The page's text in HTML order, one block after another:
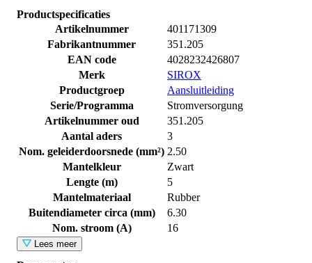
Productspecificaties
Artikelnummer
401171309
Fabrikantnummer
351.205
EAN code
4028232426807
Merk
SIROX
Productgroep
Aansluitleiding
Serie/Programma
Stromversorgung
Artikelnummer oud
351.205
Aantal aders
3
Nom. geleiderdoorsnede (mm²) 2.50
Mantelkleur
Zwart
Lengte (m)
5
Mantelmateriaal
Rubber
Buitendiameter circa (mm)
6.30
Nom. stroom (A)
16
Lees meer